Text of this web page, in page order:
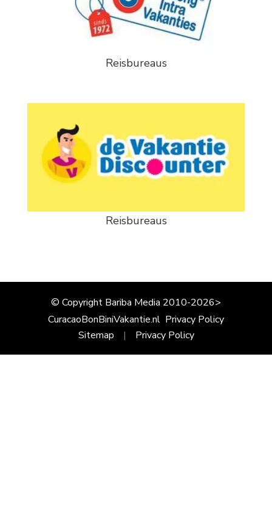
Reisbureaus
Reisbureaus
© Copyright Bariba Media 2010-2026>
CuracaoBonBiniVakantie.nl Privacy Policy
Sitemap
Privacy Policy